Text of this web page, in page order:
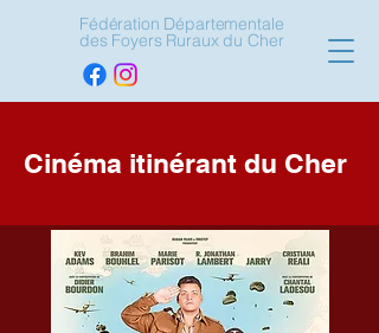
Fédération Départementale
des Foyers Ruraux du Cher
Cinéma itinérant du Cher